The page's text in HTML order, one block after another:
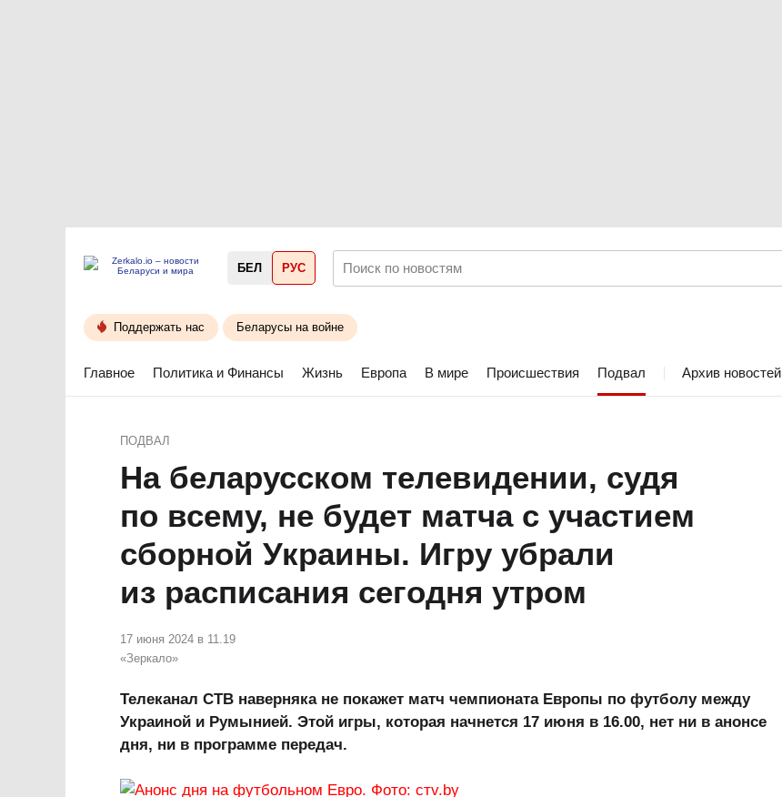
БЕЛ РУС
Поддержать нас Беларусы на войне
Главное Политика и Финансы Жизнь Европа В мире Происшествия Подвал Архив новостей
ПОДВАЛ
На беларусском телевидении, судя
по всему, не будет матча с участием
сборной Украины. Игру убрали
из расписания сегодня утром
17 июня 2024 в 11.19
«Зеркало»
Телеканал СТВ наверняка не покажет матч чемпионата Европы по футболу между
Украиной и Румынией. Этой игры, которая начнется 17 июня в 16.00, нет ни в анонсе
дня, ни в программе передач.